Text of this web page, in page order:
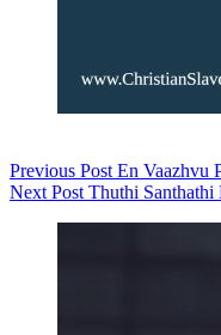
Previous Post En Vaazhvu
Next Post Thuthi